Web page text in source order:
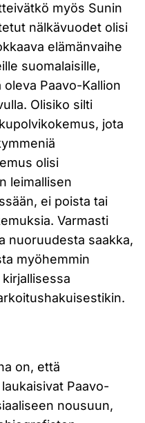
myös Sunin
nälkävuodet olisi
elämänvaihe
suomalaisille,
Paavo-Kallion
Olisiko silti
jota
olisi
leimallisen
ei poista tai
Varmasti
nuoruudesta saakka,
myöhemmin
on, että
Paavo-
nousuun,